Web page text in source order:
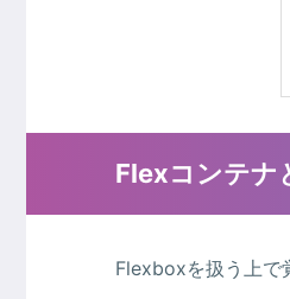
Flexコンテナ
Flexboxを扱う上で